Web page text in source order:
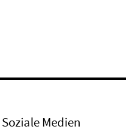
Soziale Medien